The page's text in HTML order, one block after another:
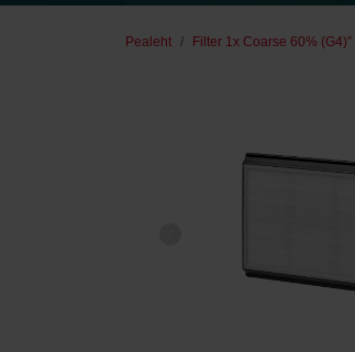
Pealeht Filter 1x Coarse 60% (G4)”